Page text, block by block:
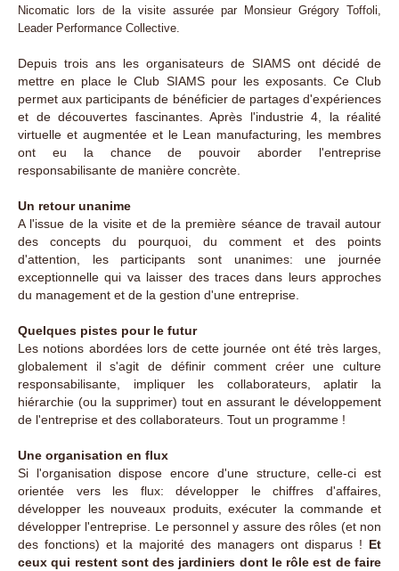
Nicomatic lors de la visite assurée par Monsieur Grégory Toffoli,
Leader Performance Collective.
Depuis trois ans les organisateurs de SIAMS ont décidé de
mettre en place le Club SIAMS pour les exposants. Ce Club
permet aux participants de bénéficier de partages d'expériences
et de découvertes fascinantes. Après l'industrie 4, la réalité
virtuelle et augmentée et le Lean manufacturing, les membres
ont eu la chance de pouvoir aborder l'entreprise
responsabilisante de manière concrète.
Un retour unanime
A l'issue de la visite et de la première séance de travail autour
des concepts du pourquoi, du comment et des points
d'attention, les participants sont unanimes: une journée
exceptionnelle qui va laisser des traces dans leurs approches
du management et de la gestion d'une entreprise.
Quelques pistes pour le futur
Les notions abordées lors de cette journée ont été très larges,
globalement il s'agit de définir comment créer une culture
responsabilisante, impliquer les collaborateurs, aplatir la
hiérarchie (ou la supprimer) tout en assurant le développement
de l'entreprise et des collaborateurs. Tout un programme !
Une organisation en flux
Si l'organisation dispose encore d'une structure, celle-ci est
orientée vers les flux: développer le chiffres d'affaires,
développer les nouveaux produits, exécuter la commande et
développer l'entreprise. Le personnel y assure des rôles (et non
des fonctions) et la majorité des managers ont disparus ! Et
ceux qui restent sont des jardiniers dont le rôle est de faire